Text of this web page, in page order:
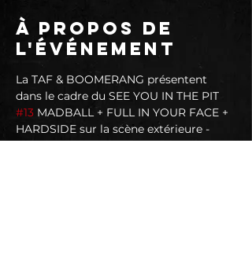
À propos de
l'événement
La TAF & BOOMERANG présentent
dans le cadre du SEE YOU IN THE PIT
#13 MADBALL + FULL IN YOUR FACE +
HARDSIDE sur la scène extérieure -
Mardi 13 Août 2024 - Ouverture des